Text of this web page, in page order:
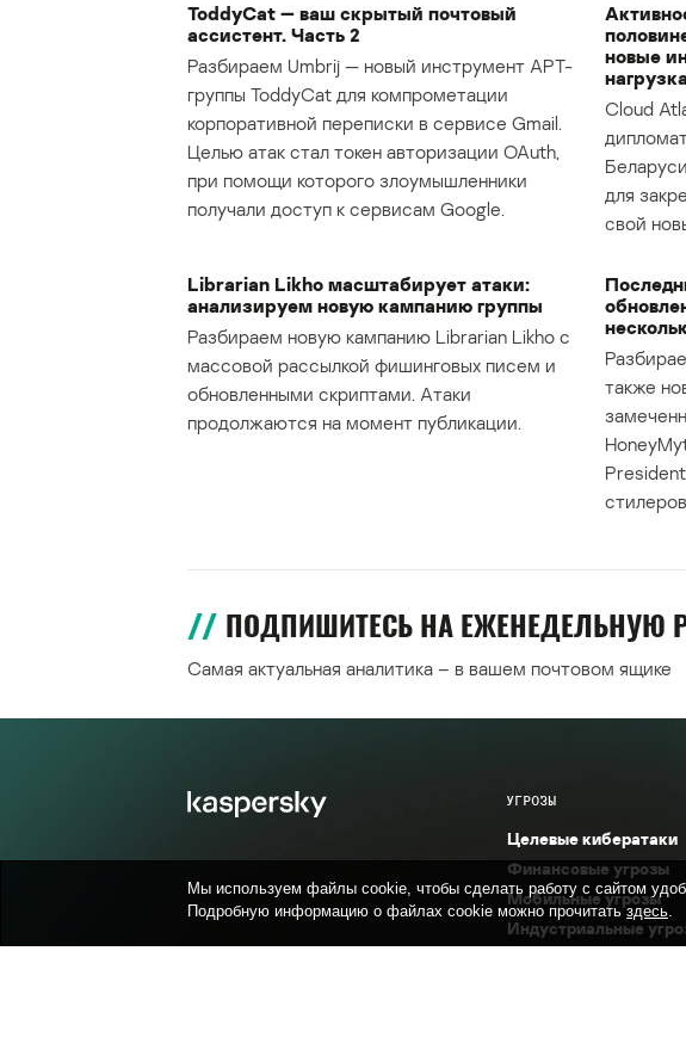
ToddyCat — ваш скрытый почтовый
ассистент. Часть 2
Разбираем Umbrij — новый инструмент APT-
группы ToddyCat для компрометации
корпоративной переписки в сервисе Gmail.
Целью атак стал токен авторизации OAuth,
при помощи которого злоумышленники
получали доступ к сервисам Google.
новые
нагрузка
Cloud
для
свой
Librarian Likho масштабирует атаки:
анализируем новую кампанию группы
Разбираем новую кампанию Librarian Likho с
массовой рассылкой фишинговых писем и
обновленными скриптами. Атаки
продолжаются на момент публикации.
также
ПОДПИШИТЕСЬ НА ЕЖЕНЕДЕЛЬНУЮ
Самая актуальная аналитика – в вашем почтовом ящике
УГРОЗЫ
Целевые кибератаки
Финансовые угрозы
Мобильные угрозы
Индустриальные
Мы используем файлы cookie, чтобы сделать работу с сайтом
Подробную информацию о файлах cookie можно прочитатьздесь